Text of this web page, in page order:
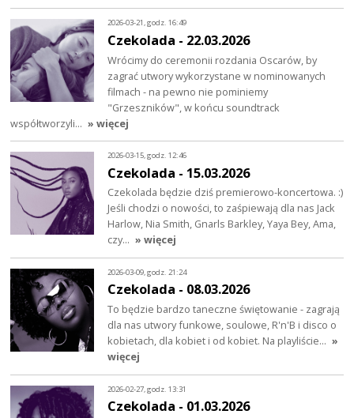
2026-03-21, godz. 16:49
Czekolada - 22.03.2026
Wrócimy do ceremonii rozdania Oscarów, by
zagrać utwory wykorzystane w nominowanych
filmach - na pewno nie pominiemy
"Grzeszników", w końcu soundtrack
współtworzyli… » więcej
2026-03-15, godz. 12:46
Czekolada - 15.03.2026
Czekolada będzie dziś premierowo-koncertowa. :)
Jeśli chodzi o nowości, to zaśpiewają dla nas Jack
Harlow, Nia Smith, Gnarls Barkley, Yaya Bey, Ama,
czy… » więcej
2026-03-09, godz. 21:24
Czekolada - 08.03.2026
To będzie bardzo taneczne świętowanie - zagrają
dla nas utwory funkowe, soulowe, R'n'B i disco o
kobietach, dla kobiet i od kobiet. Na playliście… »
więcej
2026-02-27, godz. 13:31
Czekolada - 01.03.2026